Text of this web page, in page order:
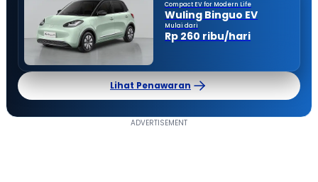
Compact EV for Modern Life
Wuling Binguo EV
Mulai dari
Rp 260 ribu/hari
Lihat Penawaran